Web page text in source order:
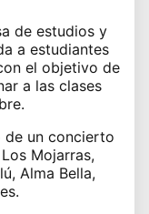
de estudios y
a estudiantes
el objetivo de
a las clases
un concierto
Mojarras,
Alma Bella,